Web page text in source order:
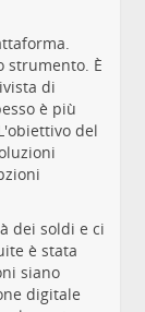
strumento. È
di
è più
del
dei soldi e ci
è stata
siano
digitale